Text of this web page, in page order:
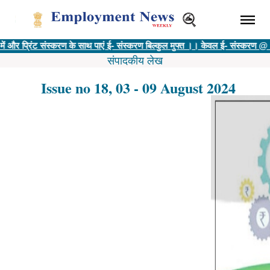
के साथ पाएं ई- संस्करण बिल्कुल मुफ्त ।। केवल ई- संस्करण @ 400 रु ||
संपादकीय लेख
Issue no 18, 03 - 09 August 2024